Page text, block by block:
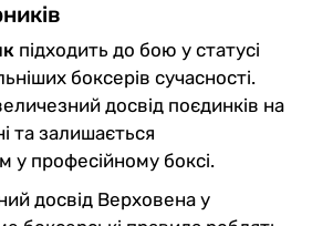
підходить до бою у статусі
боксерів сучасності.
досвід поєдинків на
та залишається
професійному боксі.
досвід Верховена у